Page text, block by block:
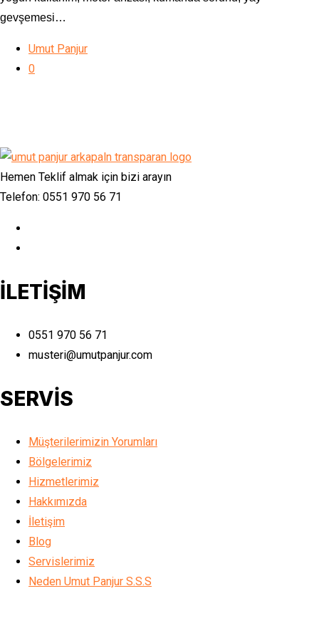
gevşemesi…
Umut Panjur
0
Hemen Teklif almak için bizi arayın
Telefon: 0551 970 56 71
İLETİŞİM
0551 970 56 71
musteri@umutpanjur.com
SERVİS
Müşterilerimizin Yorumları
Bölgelerimiz
Hizmetlerimiz
Hakkımızda
İletişim
Blog
Servislerimiz
Neden Umut Panjur S.S.S